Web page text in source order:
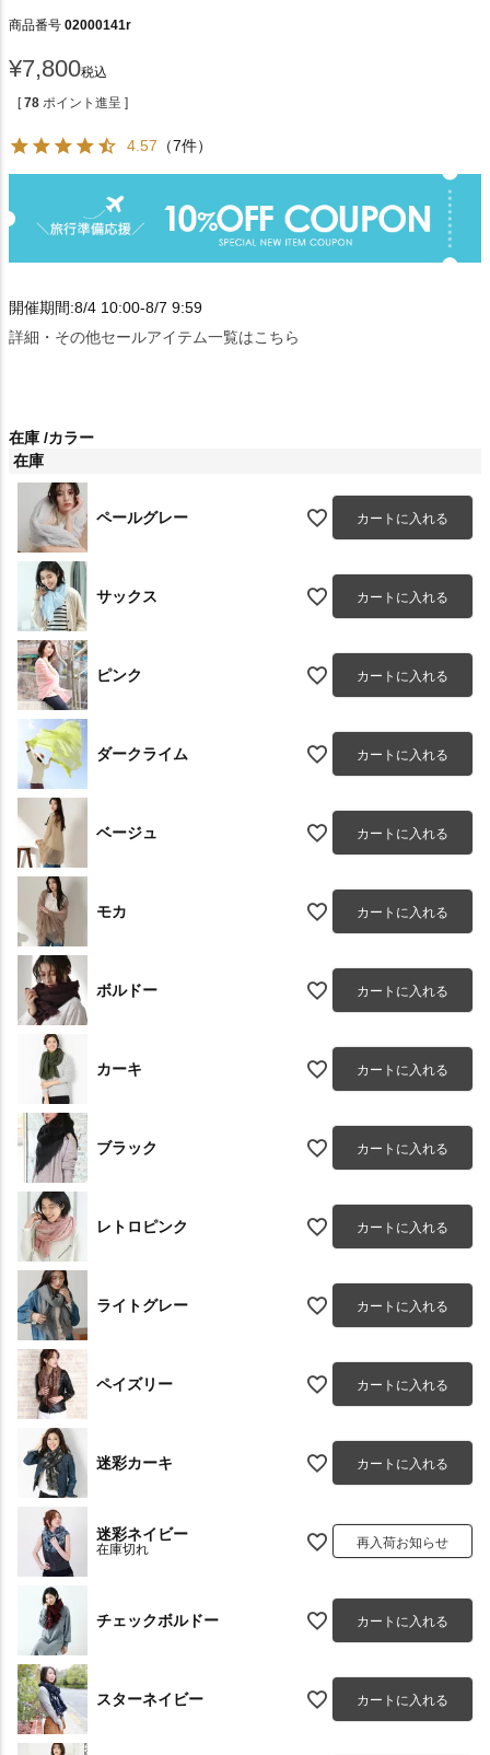
商品番号 02000141r
¥7,800税込
[ 78 ポイント進呈 ]
4.57 （7件）
開催期間:8/4 10:00-8/7 9:59
詳細・その他セールアイテム一覧はこちら
在庫 カラー
在庫
ペールグレー カートに入れる
サックス カートに入れる
ピンク カートに入れる
ダークライム カートに入れる
ベージュ カートに入れる
モカ カートに入れる
ボルドー カートに入れる
カーキ カートに入れる
ブラック カートに入れる
レトロピンク カートに入れる
ライトグレー カートに入れる
ペイズリー カートに入れる
迷彩カーキ カートに入れる
迷彩ネイビー
在庫切れ 再入荷お知らせ
チェックボルドー カートに入れる
スターネイビー カートに入れる